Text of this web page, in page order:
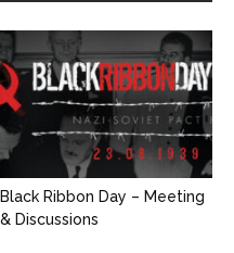
Black Ribbon Day – Meeting
& Discussions